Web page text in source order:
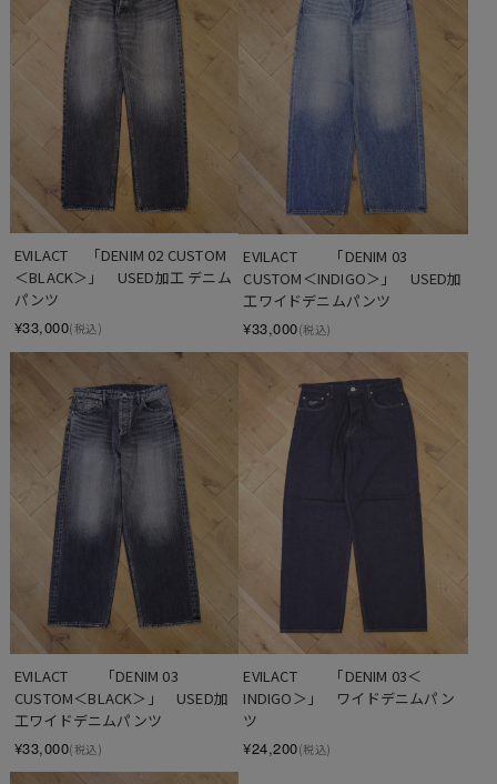
EVILACT 　「DENIM 02 CUSTOM
＜BLACK＞」　USED加工 デニム
パンツ
¥33,000(税込)
EVILACT 　　「DENIM 03
CUSTOM＜INDIGO＞」　USED加
工ワイドデニムパンツ
¥33,000(税込)
EVILACT 　　「DENIM 03
CUSTOM＜BLACK＞」　USED加
工ワイドデニムパンツ
¥33,000(税込)
EVILACT 　　「DENIM 03＜
INDIGO＞」　ワイドデニムパン
ツ
¥24,200(税込)